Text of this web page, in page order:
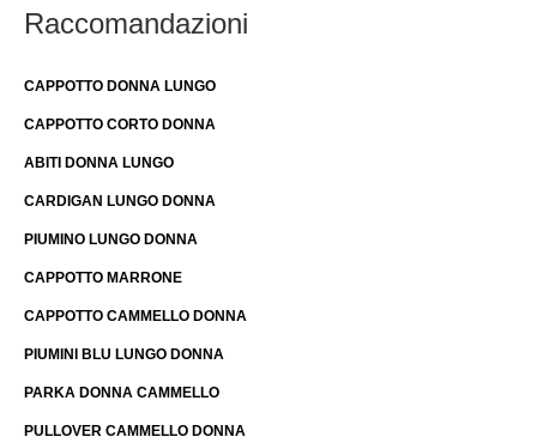
Raccomandazioni
CAPPOTTO DONNA LUNGO
CAPPOTTO CORTO DONNA
ABITI DONNA LUNGO
CARDIGAN LUNGO DONNA
PIUMINO LUNGO DONNA
CAPPOTTO MARRONE
CAPPOTTO CAMMELLO DONNA
PIUMINI BLU LUNGO DONNA
PARKA DONNA CAMMELLO
PULLOVER CAMMELLO DONNA